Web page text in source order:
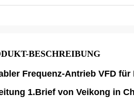
BESCHREIBUNG
Frequenz-Antrieb VFD
1.Brief von Veikong in